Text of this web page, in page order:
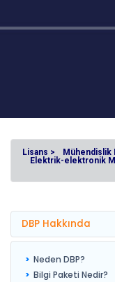
Lisans >
Mühendislik
Elektrik-elektronik
DBP Hakkında
Neden DBP?
Bilgi Paketi Nedir?